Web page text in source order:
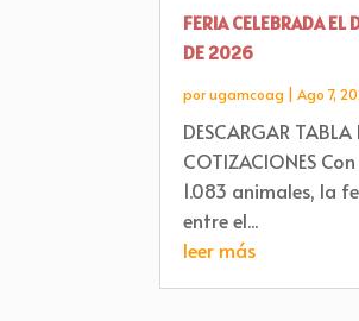
FERIA CELEBRADA EL
DE 2026
porugamcoag |Ago 7,
DESCARGAR TABLA
COTIZACIONES
1.083 animales, la
entre el...
leer más